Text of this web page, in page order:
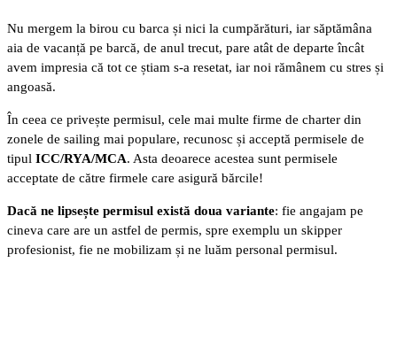
Nu mergem la birou cu barca și nici la cumpărături, iar săptămâna
aia de vacanță pe barcă, de anul trecut, pare atât de departe încât
avem impresia că tot ce știam s-a resetat, iar noi rămânem cu stres și
angoasă.
În ceea ce privește permisul, cele mai multe firme de charter din
zonele de sailing mai populare, recunosc și acceptă permisele de
tipul ICC/RYA/MCA. Asta deoarece acestea sunt permisele
acceptate de către firmele care asigură bărcile!
Dacă ne lipsește permisul există doua variante: fie angajam pe
cineva care are un astfel de permis, spre exemplu un skipper
profesionist, fie ne mobilizam și ne luăm personal permisul.